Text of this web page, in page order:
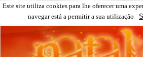
Este site utiliza cookies para lhe oferecer uma
navegar está a permitir a sua utilização